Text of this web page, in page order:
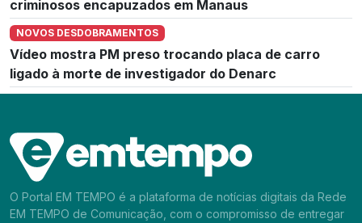
criminosos encapuzados em Manaus
NOVOS DESDOBRAMENTOS
Vídeo mostra PM preso trocando placa de carro
ligado à morte de investigador do Denarc
O Portal EM TEMPO é a plataforma de notícias digitais da Rede
EM TEMPO de Comunicação, com o compromisso de entregar